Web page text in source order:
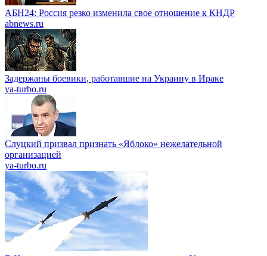
АБН24: Россия резко изменила свое отношение к КНДР
abnews.ru
Задержаны боевики, работавшие на Украину в Ираке
ya-turbo.ru
Слуцкий призвал признать «Яблоко» нежелательной
организацией
ya-turbo.ru